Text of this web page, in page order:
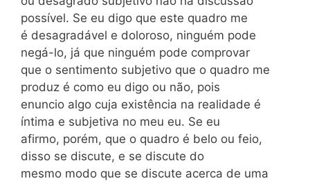
possível. Se eu digo que este quadro me
é desagradável e doloroso, ninguém pode
negá-lo, já que ninguém pode comprovar
que o sentimento subjetivo que o quadro me
produz é como eu digo ou não, pois
enuncio algo cuja existência na realidade é
íntima e subjetiva no meu eu. Se eu
afirmo, porém, que o quadro é belo ou feio,
disso se discute, e se discute do
mesmo modo que se discute acerca de uma